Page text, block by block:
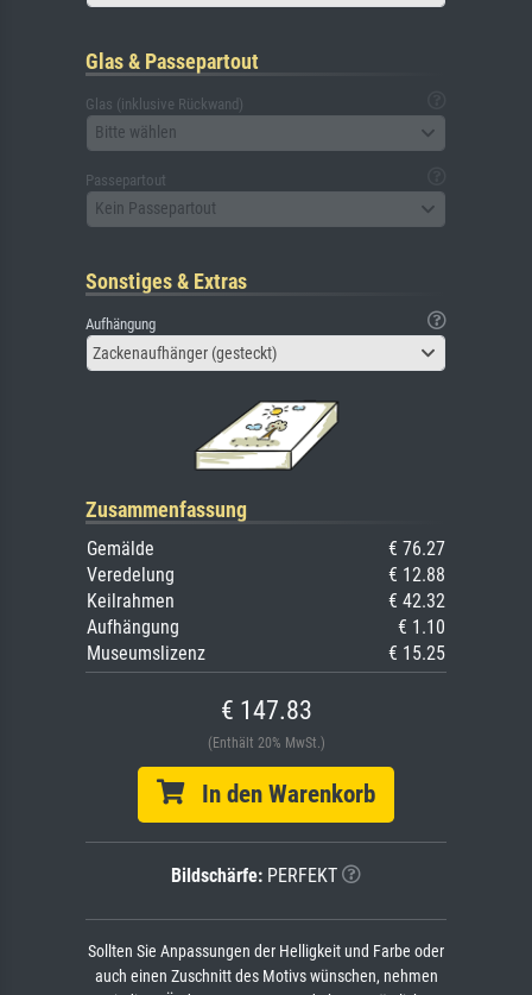
Glas & Passepartout
Glas (inklusive Rückwand)
Bitte wählen
Passepartout
Kein Passepartout
Sonstiges & Extras
Aufhängung
Zackenaufhänger (gesteckt)
Zusammenfassung
Gemälde
€ 76.27
Veredelung
€ 12.88
Keilrahmen
€ 42.32
Aufhängung
€ 1.10
Museumslizenz
€ 15.25
€ 147.83
(Enthält 20% MwSt.)
In den Warenkorb
Bildschärfe: PERFEKT
Sollten Sie Anpassungen der Helligkeit und Farbe oder
auch einen Zuschnitt des Motivs wünschen, nehmen